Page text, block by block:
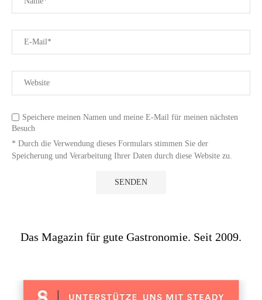
Speichere meinen Namen und meine E-Mail für meinen nächsten
Besuch
* Durch die Verwendung dieses Formulars stimmen Sie der
Speicherung und Verarbeitung Ihrer Daten durch diese Website zu.
Das Magazin für gute Gastronomie. Seit 2009.